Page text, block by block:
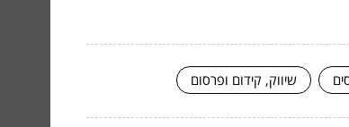
שיווק, קידום ופרסום